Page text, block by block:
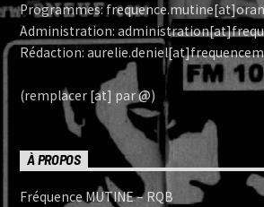
Programmes:
Administration:
Rédaction:
(remplacer [at] par @)
À PROPOS
Fréquence MUTINE – RQB